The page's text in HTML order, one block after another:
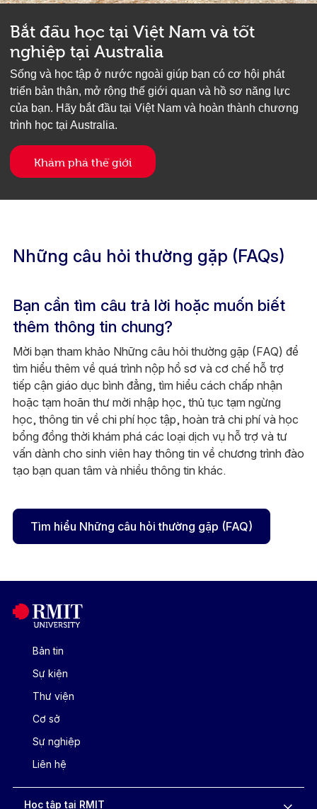
Bắt đầu học tại Việt Nam và tốt
nghiệp tại Australia
Sống và học tập ở nước ngoài giúp bạn có cơ hội phát
triển bản thân, mở rộng thế giới quan và hồ sơ năng lực
của bạn. Hãy bắt đầu tại Việt Nam và hoàn thành chương
trình học tại Australia.
Khám phá thế giới
Những câu hỏi thường gặp (FAQs)
Bạn cần tìm câu trả lời hoặc muốn biết
thêm thông tin chung?
Mời bạn tham khảo Những câu hỏi thường gặp (FAQ) để
tìm hiểu thêm về quá trình nộp hồ sơ và cơ chế hỗ trợ
tiếp cận giáo dục bình đẳng, tìm hiểu cách chấp nhận
hoặc tạm hoãn thư mời nhập học, thủ tục tạm ngừng
học, thông tin về chi phí học tập, hoàn trả chi phí và học
bổng đồng thời khám phá các loại dịch vụ hỗ trợ và tư
vấn dành cho sinh viên hay thông tin về chương trình đào
tạo bạn quan tâm và nhiều thông tin khác.
Tìm hiểu Những câu hỏi thường gặp (FAQ)
Bản tin
Sự kiện
Thư viện
Cơ sở
Sự nghiệp
Liên hệ
Học tập tại RMIT